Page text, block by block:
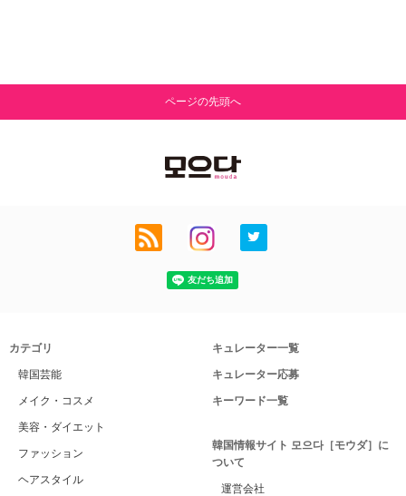
ページの先頭へ
カテゴリ
韓国芸能
メイク・コスメ
美容・ダイエット
ファッション
ヘアスタイル
キュレーター一覧
キュレーター応募
キーワード一覧
韓国情報サイト 모으다［モウダ］に
ついて
運営会社